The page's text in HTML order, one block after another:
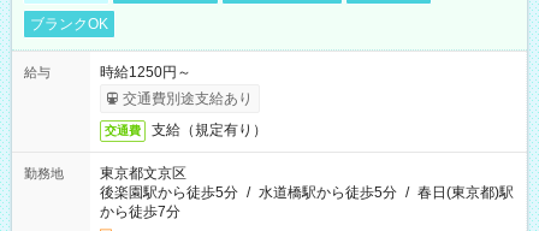
ブランクOK
給与
時給1250円～
交通費別途支給あり
交通費 支給（規定有り）
勤務地
東京都文京区
後楽園駅から徒歩5分 / 水道橋駅から徒歩5分 / 春日(東京都)駅
から徒歩7分